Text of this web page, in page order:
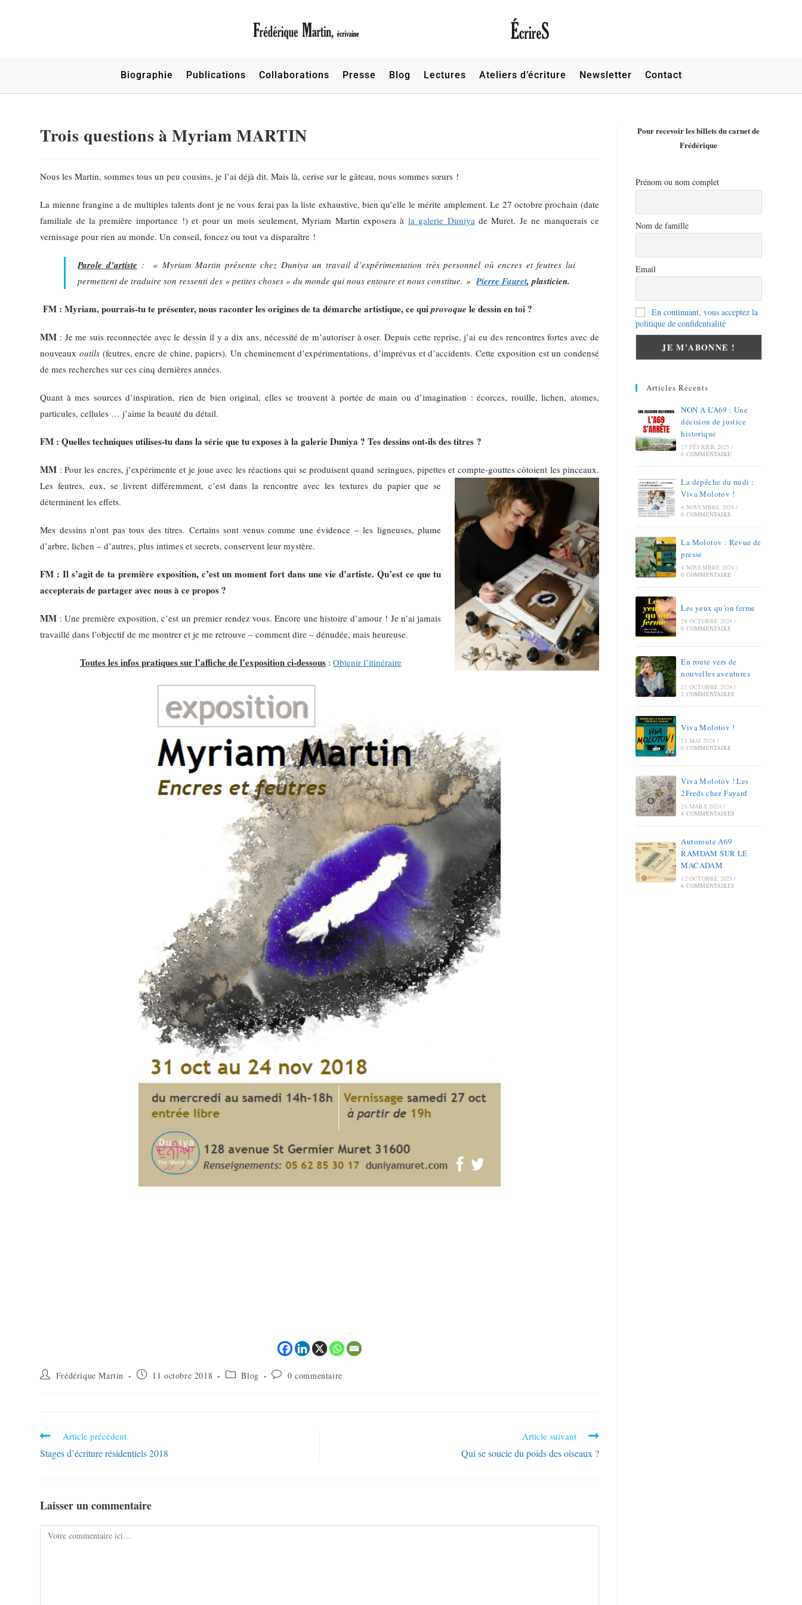
Biographie Publications Collaborations Presse Blog Lectures Ateliers d’écriture Newsletter Contact
Trois questions à Myriam MARTIN
Nous les Martin, sommes tous un peu cousins, je l’ai déjà dit. Mais là, cerise sur le gâteau, nous sommes sœurs !
La mienne frangine a de multiples talents dont je ne vous ferai pas la liste exhaustive, bien qu’elle le mérite amplement. Le 27 octobre prochain (date
familiale de la première importance !) et pour un mois seulement, Myriam Martin exposera à la galerie Duniyade Muret. Je ne manquerais ce
vernissage pour rien au monde. Un conseil, foncez ou tout va disparaître !
Parole d’artiste : « Myriam Martin présente chez Duniya un travail d’expérimentation très personnel où encres et feutres lui
permettent de traduire son ressenti des « petites choses » du monde qui nous entoure et nous constitue. »Pierre Fauret, plasticien.
FM :Myriam, pourrais-tu te présenter, nous raconter les origines de ta démarche artistique, ce quiprovoque le dessin en toi ?
MM : Je me suis reconnectée avec le dessin il y a dix ans, nécessité de m’autoriser à oser. Depuis cette reprise, j’ai eu des rencontres fortes avec de
nouveaux outils(feutres, encre de chine, papiers). Un cheminement d’expérimentations, d’imprévus et d’accidents. Cette exposition est un condensé
de mes recherches sur ces cinq dernières années.
Quant à mes sources d’inspiration, rien de bien original, elles se trouvent à portée de main ou d’imagination : écorces, rouille, lichen, atomes,
particules, cellules … j’aime la beauté du détail.
FM : Quelles techniques utilises-tu dans la série que tu exposes à la galerie Duniya ? Tes dessins ont-ils destitres ?
MM : Pour les encres, j’expérimente et je joue avec les réactions qui se produisent quand seringues, pipettes et compte-gouttescôtoient les pinceaux.
Les feutres, eux, se livrent différemment, c’est dans la rencontre avec les textures du papier que se
déterminent les effets.
Mes dessins n’ont pas tous des titres. Certains sont venus comme une évidence – les ligneuses, plume
d’arbre, lichen – d’autres, plus intimes et secrets, conservent leur mystère.
FM : Il s’agit de ta première exposition, c’est un moment fort dans une vie d’artiste. Qu’est ce que tu
accepterais de partager avec nous à ce propos ?
MM : Une première exposition, c’est un premier rendez vous. Encore une histoire d’amour ! Je n’ai jamais
travaillé dans l’objectif de me montrer et je me retrouve – comment dire – dénudée, mais heureuse.
Toutes les infos pratiques sur l’affiche de l’exposition ci-dessous: Obtenir l’itinéraire
Frédérique Martin 11 octobre 2018 Blog 0 commentaire
Article précédent
Stages d’écriture résidentiels 2018
Article suivant
Qui se soucie du poids des oiseaux ?
Laisser un commentaire
Pour recevoir les billets du carnet de
Frédérique
Prénom ou nom complet
Nom de famille
Email
En continuant, vous acceptez la
politique de confidentialité
Articles Récents
NON A L’A69 : Une
décision de justice
historique
27 FÉVRIER 2025 /
0 COMMENTAIRE
La dépêche du midi :
Viva Molotov !
4 NOVEMBRE 2024 /
0 COMMENTAIRE
La Molotov : Revue de
presse
4 NOVEMBRE 2024 /
0 COMMENTAIRE
Les yeux qu’on ferme
28 OCTOBRE 2024 /
0 COMMENTAIRE
En route vers de
nouvelles aventures
21 OCTOBRE 2024 /
2 COMMENTAIRES
Viva Molotov !
21 MAI 2024 /
0 COMMENTAIRE
Viva Molotov ! Les
2Freds chez Fayard
26 MARS 2024 /
4 COMMENTAIRES
Autoroute A69
RAMDAM SUR LE
MACADAM
12 OCTOBRE 2023 /
6 COMMENTAIRES